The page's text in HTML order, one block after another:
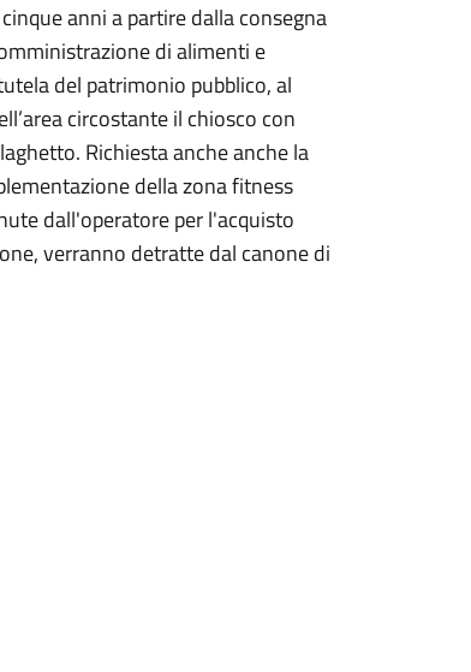
anni a partire dalla consegna
di alimenti e
del patrimonio pubblico, al
circostante il chiosco con
Richiesta anche anche la
della zona fitness
dall'operatore per l'acquisto
verranno detratte dal canone di